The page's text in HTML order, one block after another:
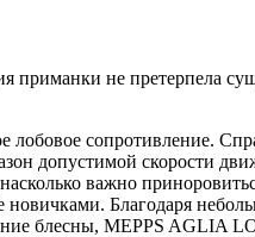
не претерпела
сопротивление.
допустимой скорости
важно
Благодаря
блесны, MEPPS AGLIA